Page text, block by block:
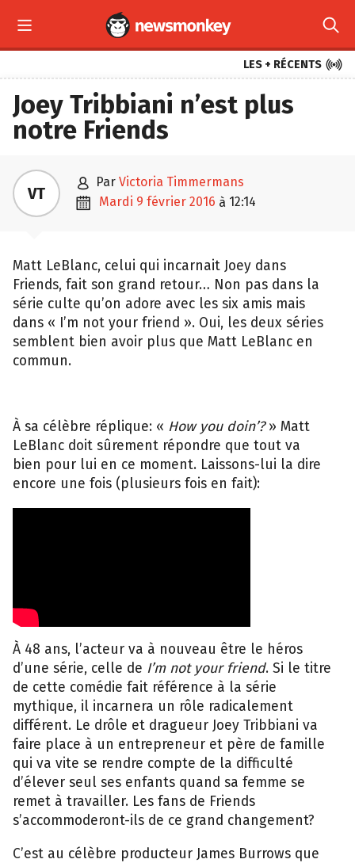
 
LES + RÉCENTS 
Joey Tribbiani n’est plus
notre Friends
VT  par Victoria Timmermans
 mardi 9 février 2016 à 12:14
Matt LeBlanc, celui qui incarnait Joey dans
Friends, fait son grand retour… Non pas dans la
série culte qu’on adore avec les six amis mais
dans « I’m not your friend ». Oui, les deux séries
semblent bien avoir plus que Matt LeBlanc en
commun.
À sa célèbre réplique: « How you doin’?» Matt
LeBlanc doit sûrement répondre que tout va
bien pour lui en ce moment. Laissons-lui la dire
encore une fois (plusieurs fois en fait):
À 48 ans, l’acteur va à nouveau être le héros
d’une série, celle de I’m not your friend. Si le titre
de cette comédie fait référence à la série
mythique, il incarnera un rôle radicalement
différent. Le drôle et dragueur Joey Tribbiani va
faire place à un entrepreneur et père de famille
qui va vite se rendre compte de la difficulté
d’élever seul ses enfants quand sa femme se
remet à travailler. Les fans de Friends
s’accommoderont-ils de ce grand changement?
C’est au célèbre producteur James Burrows que